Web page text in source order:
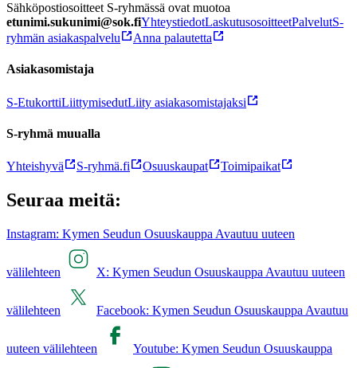
Sähköpostiosoitteet S-ryhmässä ovat muotoa
etunimi.sukunimi@sok.fiYhteystiedotLaskutusosoitteetPalvelutS-
ryhmän asiakaspalvelu
Anna palautetta
Asiakasomistaja
S-EtukorttiLiittymisedutLiity asiakasomistajaksi
S-ryhmä muualla
Yhteishyvä S-ryhmä.fi Osuuskaupat Toimipaikat
Seuraa meitä:
Instagram: Kymen Seudun Osuuskauppa Avautuu uuteen
välilehteen X: Kymen Seudun Osuuskauppa Avautuu uuteen
välilehteen Facebook: Kymen Seudun Osuuskauppa Avautuu
uuteen välilehteen Youtube: Kymen Seudun Osuuskauppa